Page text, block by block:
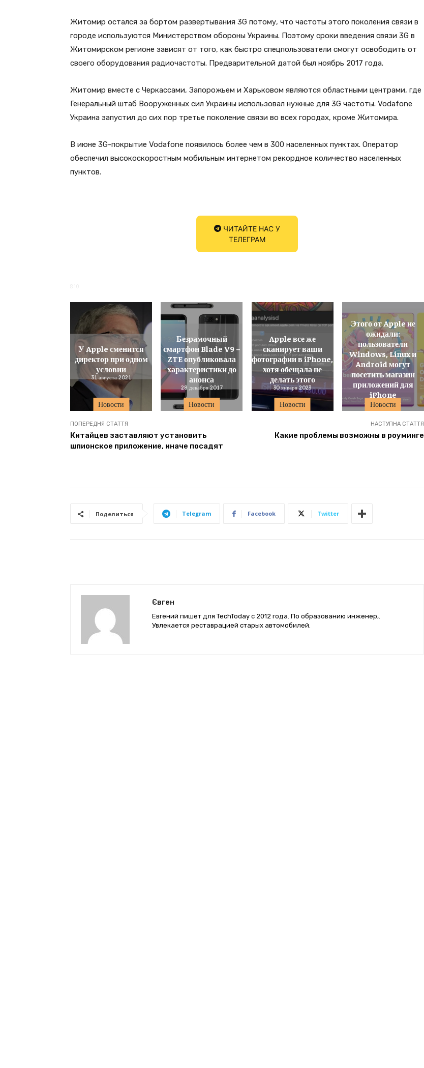
Житомир остался за бортом развертывания 3G потому, что частоты этого поколения связи в
городе используются Министерством обороны Украины. Поэтому сроки введения связи 3G в
Житомирском регионе зависят от того, как быстро спецпользователи смогут освободить от
своего оборудования радиочастоты. Предварительной датой был ноябрь 2017 года.
Житомир вместе с Черкассами, Запорожьем и Харьковом являются областными центрами, где
Генеральный штаб Вооруженных сил Украины использовал нужные для 3G частоты. Vodafone
Украина запустил до сих пор третье поколение связи во всех городах, кроме Житомира.
В июне 3G-покрытие Vodafone появилось более чем в 300 населенных пунктах. Оператор
обеспечил высокоскоростным мобильным интернетом рекордное количество населенных
пунктов.
ЧИТАЙТЕ НАС У
ТЕЛЕГРАМ
Новости
У Apple сменится
директор при одном
условии
31 августа 2021
Новости
Безрамочный
смартфон Blade V9 –
ZTE опубликовала
характеристики до
анонса
28 декабря 2017
Новости
Apple все же
сканирует ваши
фотографии в iPhone,
хотя обещала не
делать этого
30 января 2023
Новости
Этого от Apple не
ожидали:
пользователи
Windows, Linux и
Android могут
посетить магазин
приложений для
iPhone
4 ноября 2025
ПОПЕРЕДНЯ СТАТТЯ
Китайцев заставляют установить
шпионское приложение, иначе посадят
НАСТУПНА СТАТТЯ
Какие проблемы возможны в роуминге
Поделиться Telegram Facebook Twitter
Євген
Евгений пишет для TechToday с 2012 года. По образованию инженер,.
Увлекается реставрацией старых автомобилей.